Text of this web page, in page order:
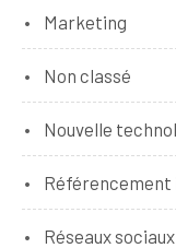
Marketing
Non classé
Nouvelle
Réseaux sociaux